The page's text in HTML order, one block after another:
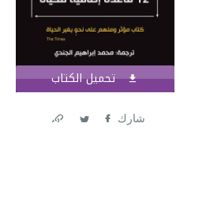
تحميل الكتاب
شارك